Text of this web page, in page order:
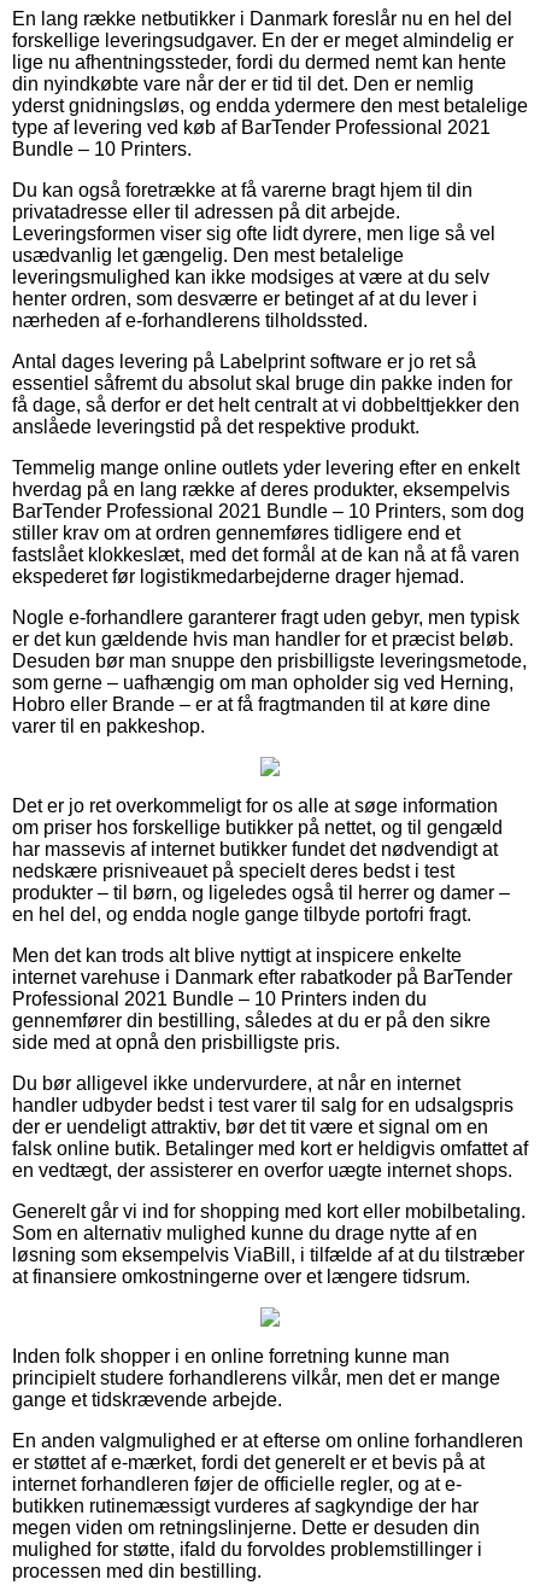
En lang række netbutikker i Danmark foreslår nu en hel del
forskellige leveringsudgaver. En der er meget almindelig er
lige nu afhentningssteder, fordi du dermed nemt kan hente
din nyindkøbte vare når der er tid til det. Den er nemlig
yderst gnidningsløs, og endda ydermere den mest betalelige
type af levering ved køb af BarTender Professional 2021
Bundle – 10 Printers.
Du kan også foretrække at få varerne bragt hjem til din
privatadresse eller til adressen på dit arbejde.
Leveringsformen viser sig ofte lidt dyrere, men lige så vel
usædvanlig let gængelig. Den mest betalelige
leveringsmulighed kan ikke modsiges at være at du selv
henter ordren, som desværre er betinget af at du lever i
nærheden af e-forhandlerens tilholdssted.
Antal dages levering på Labelprint software er jo ret så
essentiel såfremt du absolut skal bruge din pakke inden for
få dage, så derfor er det helt centralt at vi dobbelttjekker den
anslåede leveringstid på det respektive produkt.
Temmelig mange online outlets yder levering efter en enkelt
hverdag på en lang række af deres produkter, eksempelvis
BarTender Professional 2021 Bundle – 10 Printers, som dog
stiller krav om at ordren gennemføres tidligere end et
fastslået klokkeslæt, med det formål at de kan nå at få varen
ekspederet før logistikmedarbejderne drager hjemad.
Nogle e-forhandlere garanterer fragt uden gebyr, men typisk
er det kun gældende hvis man handler for et præcist beløb.
Desuden bør man snuppe den prisbilligste leveringsmetode,
som gerne – uafhængig om man opholder sig ved Herning,
Hobro eller Brande – er at få fragtmanden til at køre dine
varer til en pakkeshop.
Det er jo ret overkommeligt for os alle at søge information
om priser hos forskellige butikker på nettet, og til gengæld
har massevis af internet butikker fundet det nødvendigt at
nedskære prisniveauet på specielt deres bedst i test
produkter – til børn, og ligeledes også til herrer og damer –
en hel del, og endda nogle gange tilbyde portofri fragt.
Men det kan trods alt blive nyttigt at inspicere enkelte
internet varehuse i Danmark efter rabatkoder på BarTender
Professional 2021 Bundle – 10 Printers inden du
gennemfører din bestilling, således at du er på den sikre
side med at opnå den prisbilligste pris.
Du bør alligevel ikke undervurdere, at når en internet
handler udbyder bedst i test varer til salg for en udsalgspris
der er uendeligt attraktiv, bør det tit være et signal om en
falsk online butik. Betalinger med kort er heldigvis omfattet af
en vedtægt, der assisterer en overfor uægte internet shops.
Generelt går vi ind for shopping med kort eller mobilbetaling.
Som en alternativ mulighed kunne du drage nytte af en
løsning som eksempelvis ViaBill, i tilfælde af at du tilstræber
at finansiere omkostningerne over et længere tidsrum.
Inden folk shopper i en online forretning kunne man
principielt studere forhandlerens vilkår, men det er mange
gange et tidskrævende arbejde.
En anden valgmulighed er at efterse om online forhandleren
er støttet af e-mærket, fordi det generelt er et bevis på at
internet forhandleren føjer de officielle regler, og at e-
butikken rutinemæssigt vurderes af sagkyndige der har
megen viden om retningslinjerne. Dette er desuden din
mulighed for støtte, ifald du forvoldes problemstillinger i
processen med din bestilling.